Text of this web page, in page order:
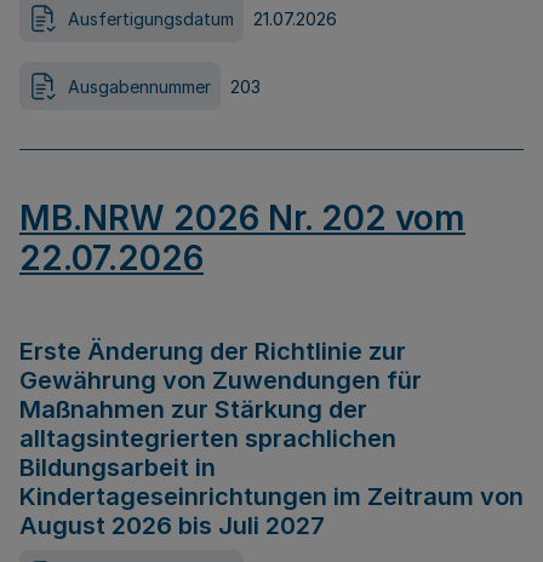
Ausfertigungsdatum 21.07.2026
Ausgabennummer 203
MB.NRW 2026 Nr. 202 vom
22.07.2026
Erste Änderung der Richtlinie zur
Gewährung von Zuwendungen für
Maßnahmen zur Stärkung der
alltagsintegrierten sprachlichen
Bildungsarbeit in
Kindertageseinrichtungen im Zeitraum von
August 2026 bis Juli 2027